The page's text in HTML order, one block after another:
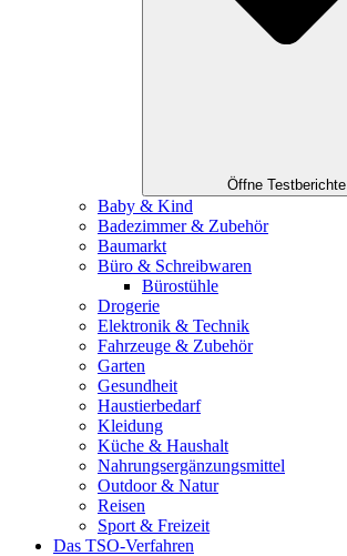
Öffne Testberichte
Baby & Kind
Badezimmer & Zubehör
Baumarkt
Büro & Schreibwaren
Bürostühle
Drogerie
Elektronik & Technik
Fahrzeuge & Zubehör
Garten
Gesundheit
Haustierbedarf
Kleidung
Küche & Haushalt
Nahrungsergänzungsmittel
Outdoor & Natur
Reisen
Sport & Freizeit
Das TSO-Verfahren